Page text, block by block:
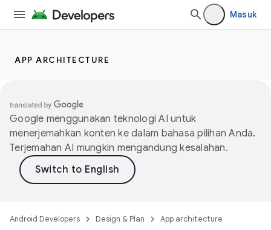
Masuk
APP ARCHITECTURE
Google menggunakan teknologi AI untuk
menerjemahkan konten ke dalam bahasa pilihan Anda.
Terjemahan AI mungkin mengandung kesalahan.
Android Developers Design & Plan App architecture